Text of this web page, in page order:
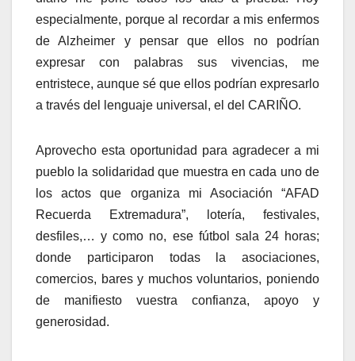
especialmente, porque al recordar a mis enfermos
de Alzheimer y pensar que ellos no podrían
expresar con palabras sus vivencias, me
entristece, aunque sé que ellos podrían expresarlo
a través del lenguaje universal, el del CARIÑO.
Aprovecho esta oportunidad para agradecer a mi
pueblo la solidaridad que muestra en cada uno de
los actos que organiza mi Asociación “AFAD
Recuerda Extremadura”, lotería, festivales,
desfiles,… y como no, ese fútbol sala 24 horas;
donde participaron todas la asociaciones,
comercios, bares y muchos voluntarios, poniendo
de manifiesto vuestra confianza, apoyo y
generosidad.